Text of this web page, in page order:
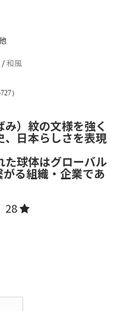
/和風
）
）紋の文様を強く
、日本らしさを表現
た球体はグローバル
る組織・企業であ
28